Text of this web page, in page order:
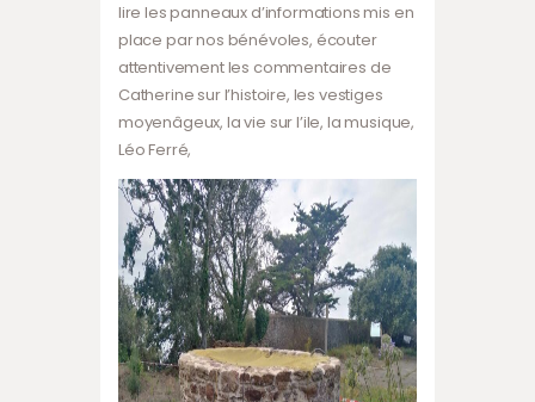
lire les panneaux d’informations mis en
place par nos bénévoles, écouter
attentivement les commentaires de
Catherine sur l’histoire, les vestiges
moyenâgeux, la vie sur l’ile, la musique,
Léo Ferré,